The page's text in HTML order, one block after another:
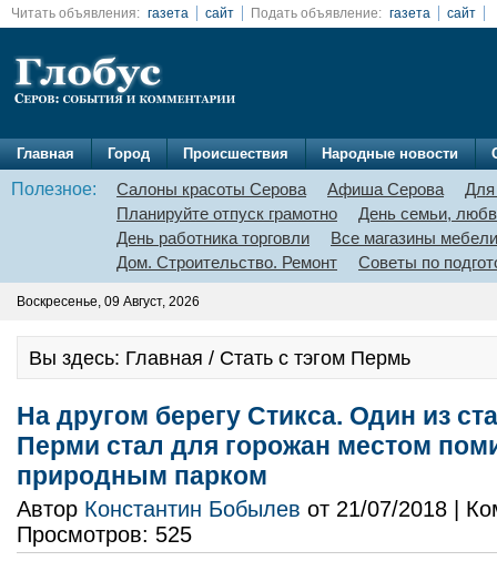
Читать объявления: газета сайт Подать объявление: газета сайт
Главная Город Происшествия Народные новости
Полезное: Салоны красоты Серова Афиша Серова
Для
Планируйте отпуск грамотно
День семьи,
День работника торговли
Все магазины мебели
Дом. Строительство. Ремонт
Советы по
Воскресенье, 09 Август, 2026
Вы здесь: Главная / Стать с тэгом Пермь
На другом берегу Стикса. Один из
Перми стал для горожан местом
природным парком
Автор Константин Бобылев от 21/07/2018 |
Просмотров: 525